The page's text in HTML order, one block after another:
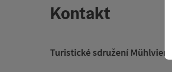
Kontakt
Turistické sdružení Mühlviertel